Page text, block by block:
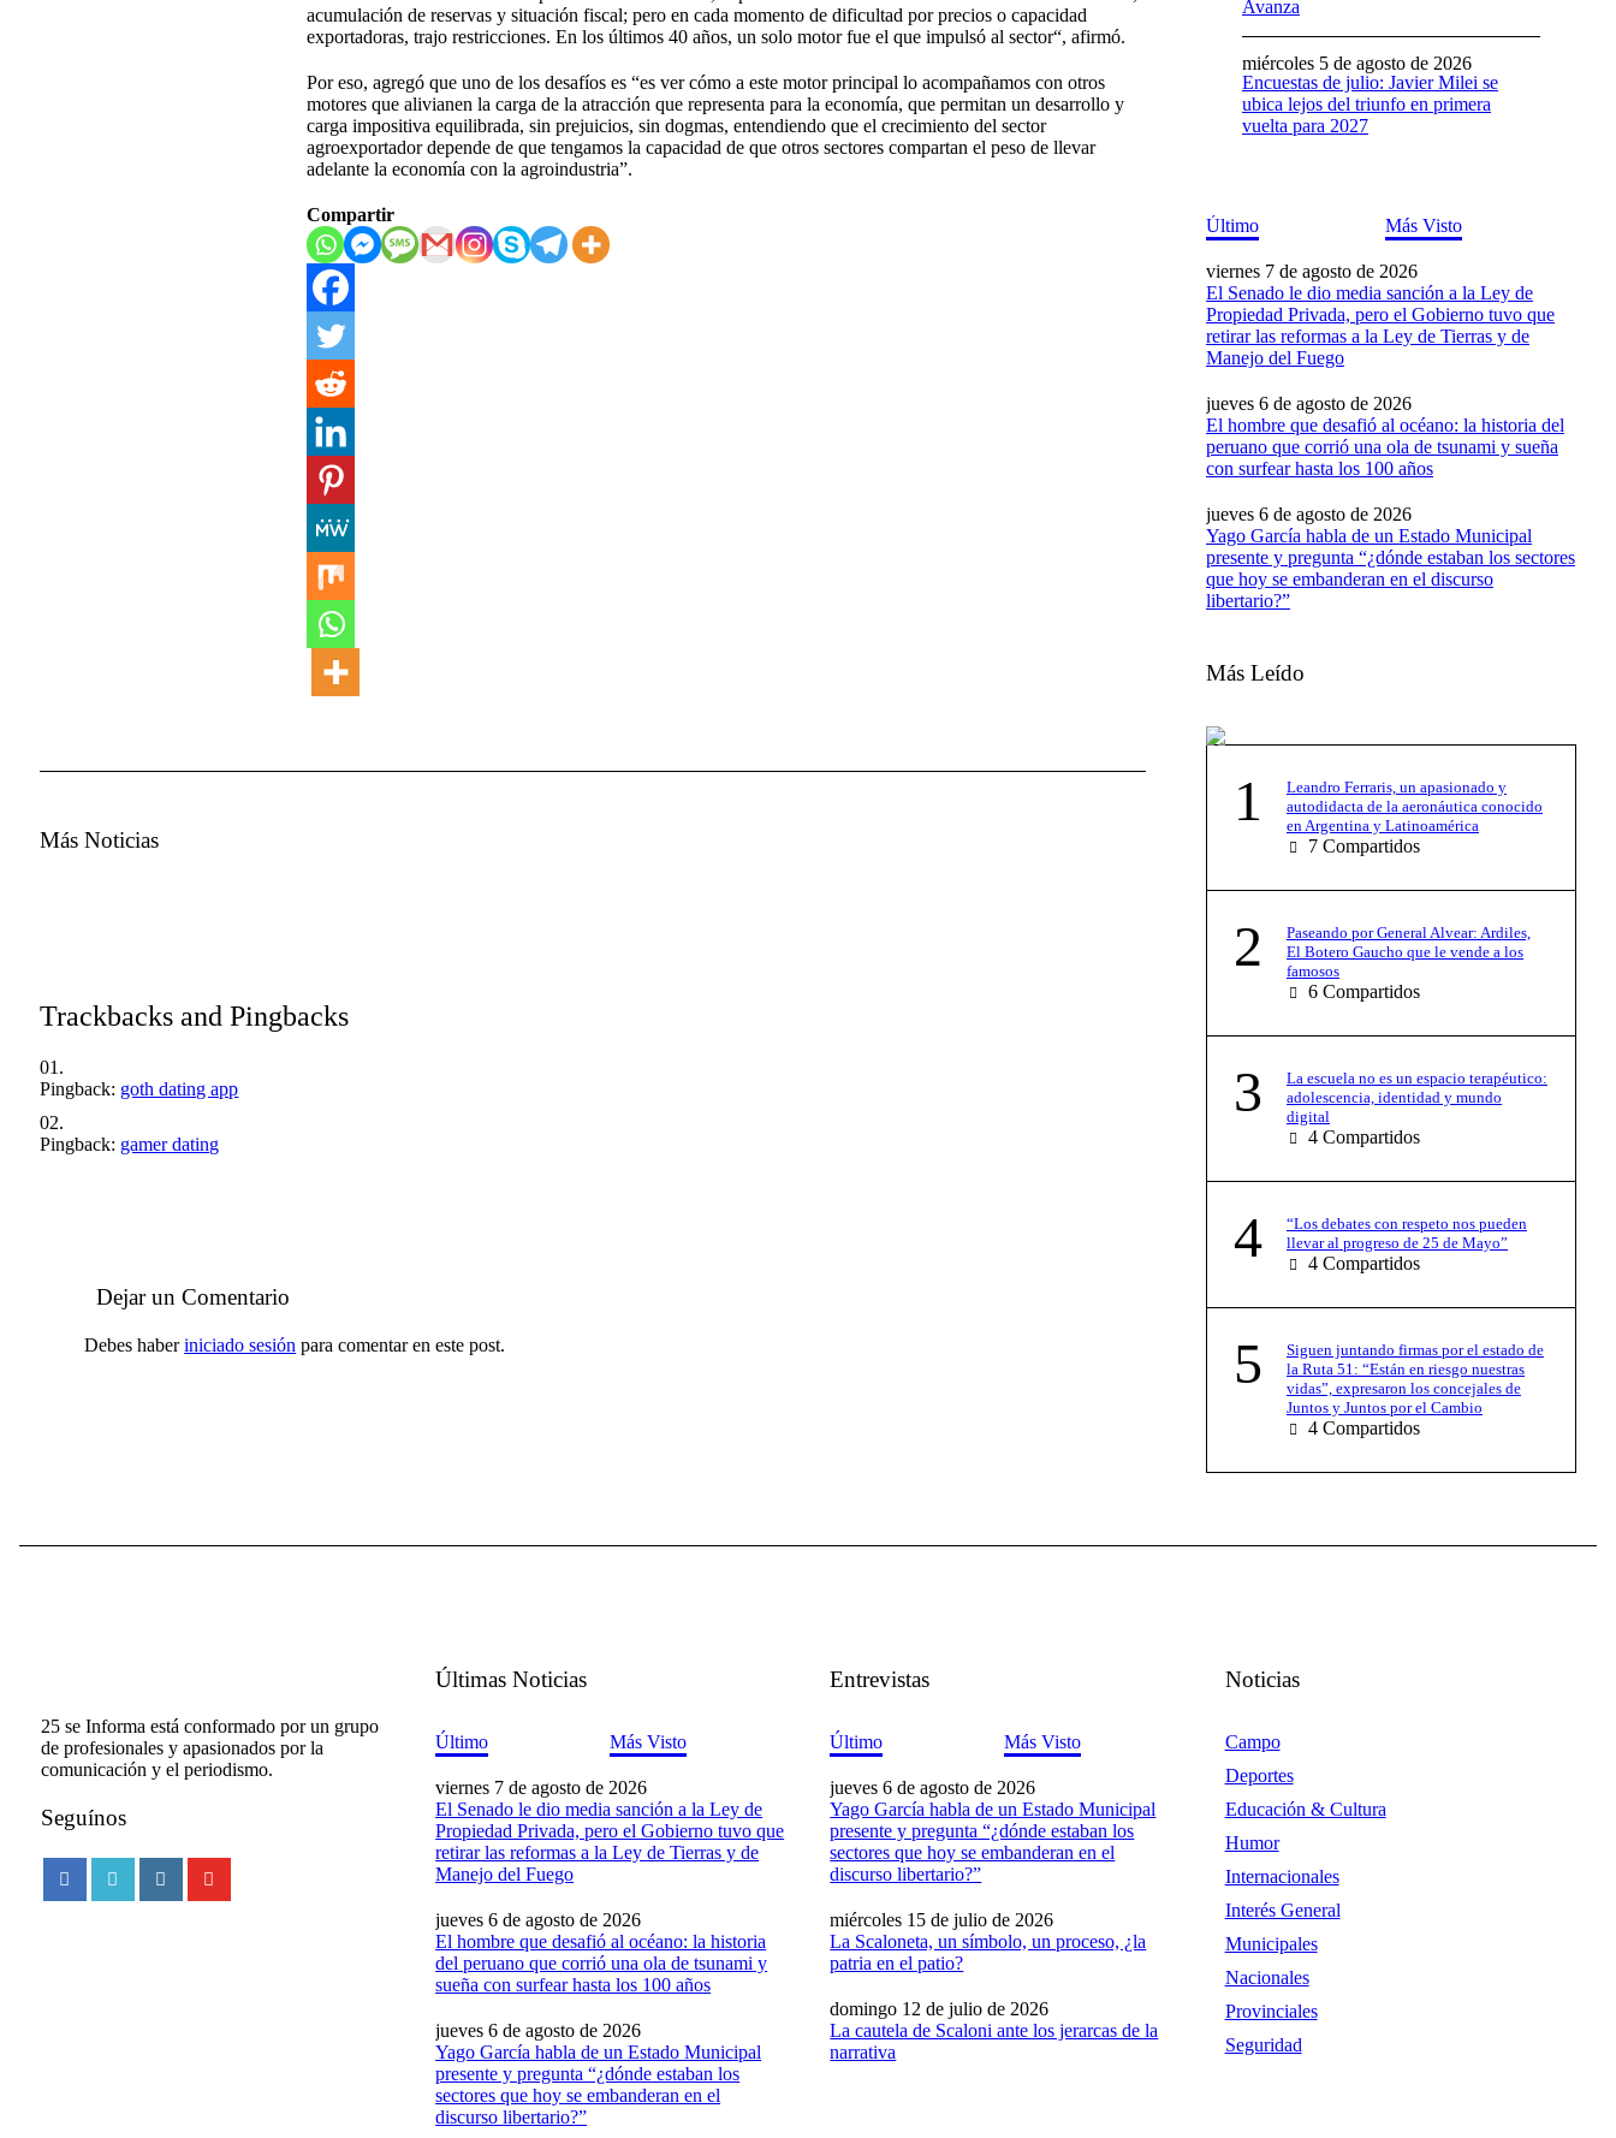
acumulación de reservas y situación fiscal; pero en cada momento de dificultad por precios o capacidad
exportadoras, trajo restricciones. En los últimos 40 años, un solo motor fue el que impulsó al sector“, afirmó.
Por eso, agregó que uno de los desafíos es “es ver cómo a este motor principal lo acompañamos con otros
motores que alivianen la carga de la atracción que representa para la economía, que permitan un desarrollo y
carga impositiva equilibrada, sin prejuicios, sin dogmas, entendiendo que el crecimiento del sector
agroexportador depende de que tengamos la capacidad de que otros sectores compartan el peso de llevar
adelante la economía con la agroindustria”.
Compartir
Más Noticias
Trackbacks and Pingbacks
Pingback: goth dating app
Pingback: gamer dating
Dejar un Comentario
Debes haberiniciado sesión para comentar en este post.
Avanza
Encuestas de julio: Javier Milei se
ubica lejos del triunfo en primera
vuelta para 2027
miércoles 5 de agosto de 2026
Último Más Visto
viernes 7 de agosto de 2026
El Senado le dio media sanción a la Ley de
Propiedad Privada, pero el Gobierno tuvo que
retirar las reformas a la Ley de Tierras y de
Manejo del Fuego
jueves 6 de agosto de 2026
El hombre que desafió al océano: la historia del
peruano que corrió una ola de tsunami y sueña
con surfear hasta los 100 años
jueves 6 de agosto de 2026
Yago García habla de un Estado Municipal
presente y pregunta “¿dónde estaban los sectores
que hoy se embanderan en el discurso
libertario?”
Más Leído
1
Leandro Ferraris, un apasionado y
autodidacta de la aeronáutica conocido
en Argentina y Latinoamérica
7 Compartidos
2
Paseando por General Alvear: Ardiles,
El Botero Gaucho que le vende a los
famosos
6 Compartidos
3
La escuela no es un espacio terapéutico:
adolescencia, identidad y mundo
digital
4 Compartidos
4
“Los debates con respeto nos pueden
llevar al progreso de 25 de Mayo”
4 Compartidos
5
Siguen juntando firmas por el estado de
la Ruta 51: “Están en riesgo nuestras
vidas”, expresaron los concejales de
Juntos y Juntos por el Cambio
4 Compartidos
25 se Informa está conformado por un grupo
de profesionales y apasionados por la
comunicación y el periodismo.
Seguínos
Últimas Noticias
Último Más Visto
viernes 7 de agosto de 2026
El Senado le dio media sanción a la Ley de
Propiedad Privada, pero el Gobierno tuvo que
retirar las reformas a la Ley de Tierras y de
Manejo del Fuego
jueves 6 de agosto de 2026
El hombre que desafió al océano: la historia
del peruano que corrió una ola de tsunami y
sueña con surfear hasta los 100 años
jueves 6 de agosto de 2026
Yago García habla de un Estado Municipal
presente y pregunta “¿dónde estaban los
sectores que hoy se embanderan en el
discurso libertario?”
Entrevistas
Último Más Visto
jueves 6 de agosto de 2026
Yago García habla de un Estado Municipal
presente y pregunta “¿dónde estaban los
sectores que hoy se embanderan en el
discurso libertario?”
miércoles 15 de julio de 2026
La Scaloneta, un símbolo, un proceso, ¿la
patria en el patio?
domingo 12 de julio de 2026
La cautela de Scaloni ante los jerarcas de la
narrativa
Noticias
Campo
Deportes
Educación & Cultura
Humor
Internacionales
Interés General
Municipales
Nacionales
Provinciales
Seguridad